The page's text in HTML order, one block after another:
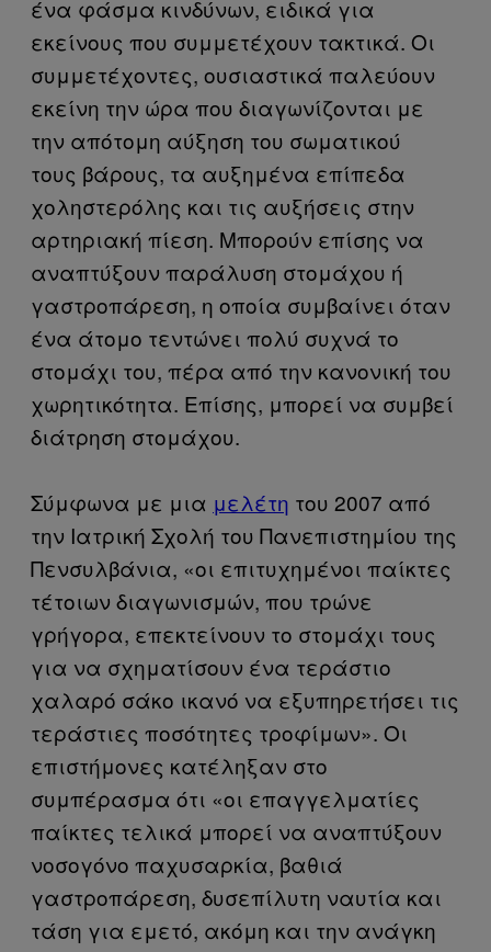
ένα φάσμα κινδύνων, ειδικά για
εκείνους που συμμετέχουν τακτικά. Οι
συμμετέχοντες, ουσιαστικά παλεύουν
εκείνη την ώρα που διαγωνίζονται με
την απότομη αύξηση του σωματικού
τους βάρους, τα αυξημένα επίπεδα
χοληστερόλης και τις αυξήσεις στην
αρτηριακή πίεση. Μπορούν επίσης να
αναπτύξουν παράλυση στομάχου ή
γαστροπάρεση, η οποία συμβαίνει όταν
ένα άτομο τεντώνει πολύ συχνά το
στομάχι του, πέρα από την κανονική του
χωρητικότητα. Επίσης, μπορεί να συμβεί
διάτρηση στομάχου.
Σύμφωνα με μια μελέτη του 2007 από
την Ιατρική Σχολή του Πανεπιστημίου της
Πενσυλβάνια, «οι επιτυχημένοι παίκτες
τέτοιων διαγωνισμών, που τρώνε
γρήγορα, επεκτείνουν το στομάχι τους
για να σχηματίσουν ένα τεράστιο
χαλαρό σάκο ικανό να εξυπηρετήσει τις
τεράστιες ποσότητες τροφίμων». Οι
επιστήμονες κατέληξαν στο
συμπέρασμα ότι «οι επαγγελματίες
παίκτες τελικά μπορεί να αναπτύξουν
νοσογόνο παχυσαρκία, βαθιά
γαστροπάρεση, δυσεπίλυτη ναυτία και
τάση για εμετό, ακόμη και την ανάγκη